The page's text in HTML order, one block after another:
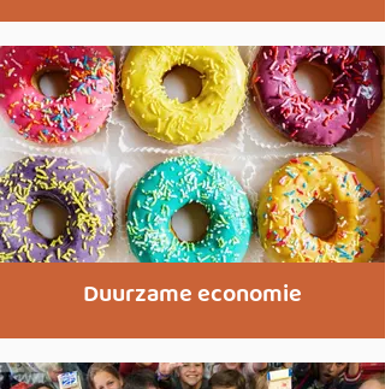
Duurzame economie